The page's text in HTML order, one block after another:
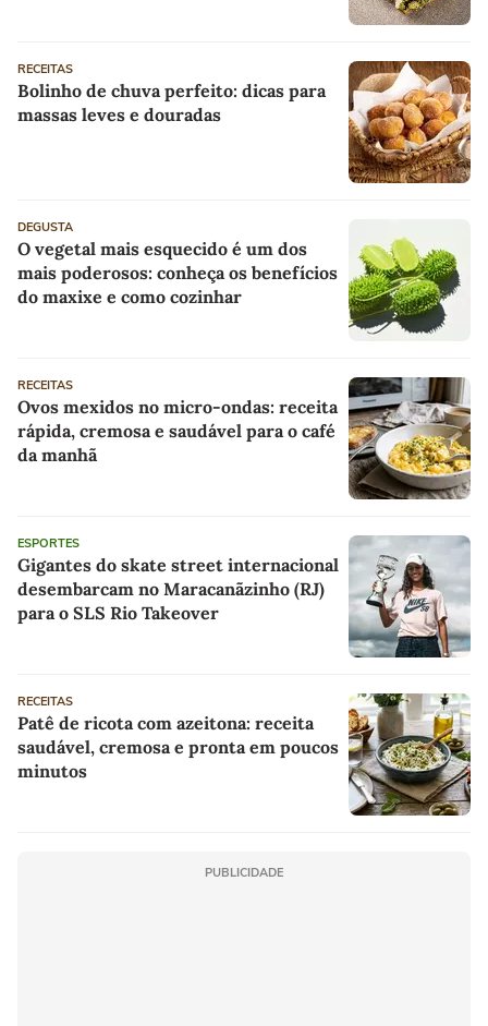
RECEITAS
Bolinho de chuva perfeito: dicas para
massas leves e douradas
DEGUSTA
O vegetal mais esquecido é um dos
mais poderosos: conheça os benefícios
do maxixe e como cozinhar
RECEITAS
Ovos mexidos no micro-ondas: receita
rápida, cremosa e saudável para o café
da manhã
ESPORTES
Gigantes do skate street internacional
desembarcam no Maracanãzinho (RJ)
para o SLS Rio Takeover
RECEITAS
Patê de ricota com azeitona: receita
saudável, cremosa e pronta em poucos
minutos
PUBLICIDADE